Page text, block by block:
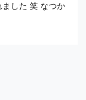
した 笑 なつか